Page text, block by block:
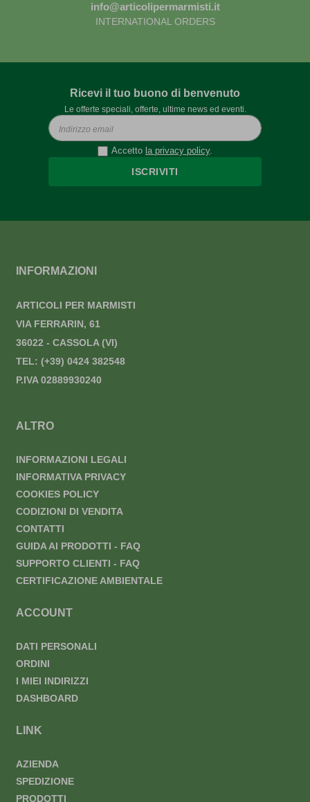
info@articolipermarmisti.it
INTERNATIONAL ORDERS
Ricevi il tuo buono di benvenuto
Le offerte speciali, offerte, ultime news ed eventi.
Accetto la privacy policy.
ISCRIVITI
INFORMAZIONI
ARTICOLI PER MARMISTI
VIA FERRARIN, 61
36022 - CASSOLA (VI)
TEL: (+39) 0424 382548
P.IVA 02889930240
ALTRO
INFORMAZIONI LEGALI
INFORMATIVA PRIVACY
COOKIES POLICY
CODIZIONI DI VENDITA
CONTATTI
GUIDA AI PRODOTTI - FAQ
SUPPORTO CLIENTI - FAQ
CERTIFICAZIONE AMBIENTALE
ACCOUNT
DATI PERSONALI
ORDINI
I MIEI INDIRIZZI
DASHBOARD
LINK
AZIENDA
SPEDIZIONE
PRODOTTI